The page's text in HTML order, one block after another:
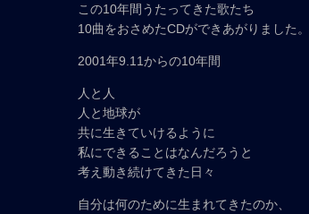
この10年間うたってきた歌たち
10曲をおさめたCDができあがりました。
2001年9.11からの10年間
人と人
人と地球が
共に生きていけるように
私にできることはなんだろうと
考え動き続けてきた日々
自分は何のために生まれてきたのか、